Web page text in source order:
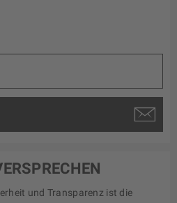
und Transparenz ist die